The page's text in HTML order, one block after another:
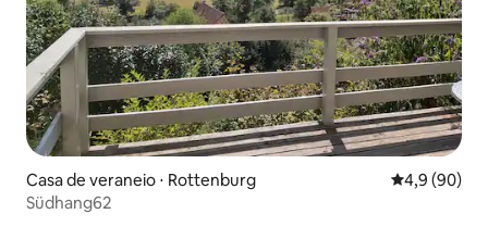
Casa de veraneio ⋅ Rottenburg 4,9 de uma
4,9 (90)
Südhang62